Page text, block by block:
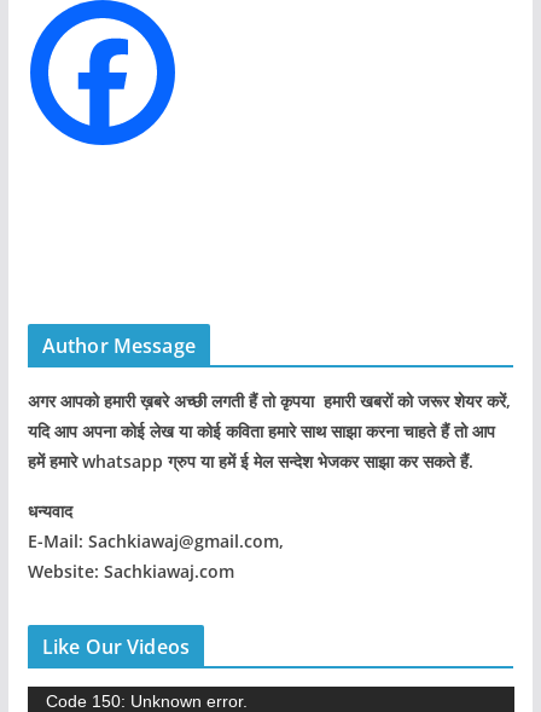
e
s
Author Message
अगर आपको हमारी ख़बरे अच्छी लगती हैं तो कृपया हमारी खबरों को जरूर शेयर करें,
यदि आप अपना कोई लेख या कोई कविता हमारे साथ साझा करना चाहते हैं तो आप
हमें हमारे whatsapp ग्रुप या हमें ई मेल सन्देश भेजकर साझा कर सकते हैं.
धन्यवाद
E-Mail: Sachkiawaj@gmail.com,
Website: Sachkiawaj.com
Like Our Videos
Code 150: Unknown error.